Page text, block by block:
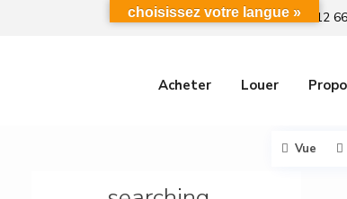
+212
Acheter Louer
Vue
choisissez votre langue »